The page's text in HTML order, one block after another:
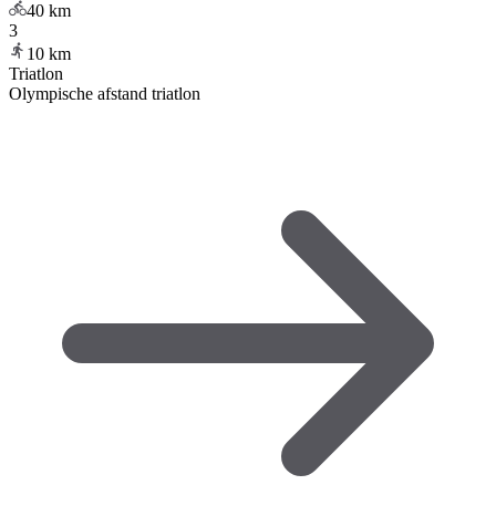
40 km
3
10 km
Triatlon
Olympische afstand triatlon